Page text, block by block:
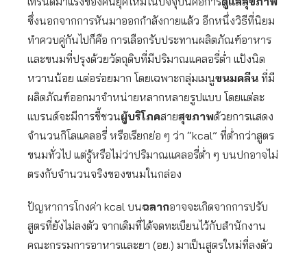
ซึ่งนอกจากการหันมาออกกำลังกายแล้ว อีกหนึ่งวิธีที่นิยม
ทำควบคู่กันไปก็คือ การเลือกรับประทานผลิตภัณฑ์อาหาร
และขนมที่ปรุงด้วยวัตถุดิบที่มีปริมาณแคลอรี่ต่ำ แป้งนิด
หวานน้อย แต่อร่อยมาก โดยเฉพาะกลุ่มเมนูขนมคลีน ที่มี
ผลิตภัณฑ์ออกมาจำหน่ายหลากหลายรูปแบบ โดยแต่ละ
แบรนด์จะมีการชี้ชวนผู้บริโภคสายสุขภาพด้วยการแสดง
จำนวนกิโลแคลอรี่ หรือเรียกย่อ ๆ ว่า “kcal” ที่ต่ำกว่าสูตร
ขนมทั่วไป แต่รู้หรือไม่ว่าปริมาณแคลอรี่ต่ำ ๆ บนปกอาจไม่
ตรงกับจำนวนจริงของขนมในกล่อง
ปัญหาการโกงค่า kcal บนฉลากอาจจะเกิดจากการปรับ
สูตรที่ยังไม่ลงตัว จากเดิมที่ได้จดทะเบียนไว้กับสำนักงาน
คณะกรรมการอาหารและยา (อย.) มาเป็นสูตรใหม่ที่ลงตัว